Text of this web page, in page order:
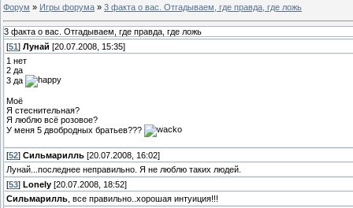
Форум » Игры форума » 3 факта о вас. Отгадываем, где правда, где ложь
3 факта о вас. Отгадываем, где правда, где ложь
[51 ] Лунай [20.07.2008, 15:35]
1 нет
2 да
3 да
Моё
Я стеснительная?
Я люблю всё розовое?
У меня 5 двобродных братьев???
[52] Сильмарилль [20.07.2008, 16:02]
Лунай...последнее неправильно. Я не люблю таких людей.
[53] Lonely [20.07.2008, 18:52]
Сильмарилль , все правильно..хорошая интуиция!!!